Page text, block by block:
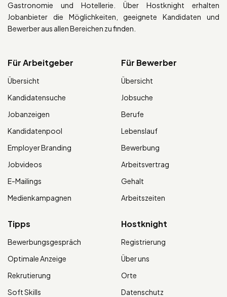
Gastronomie und Hotellerie. Über Hostknight erhalten
Jobanbieter die Möglichkeiten, geeignete Kandidaten und
Bewerber aus allen Bereichen zu finden.
Für Arbeitgeber
Übersicht
Kandidatensuche
Jobanzeigen
Kandidatenpool
Employer Branding
Jobvideos
E-Mailings
Medienkampagnen
Für Bewerber
Übersicht
Jobsuche
Berufe
Lebenslauf
Bewerbung
Arbeitsvertrag
Gehalt
Arbeitszeiten
Tipps
Bewerbungsgespräch
Optimale Anzeige
Rekrutierung
Soft Skills
Hostknight
Registrierung
Über uns
Orte
Datenschutz